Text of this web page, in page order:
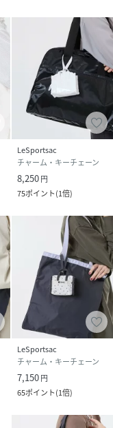
LeSportsac
チャーム・キーチェーン
8,250円
75ポイント(1倍)
LeSportsac
チャーム・キーチェーン
7,150円
65ポイント(1倍)